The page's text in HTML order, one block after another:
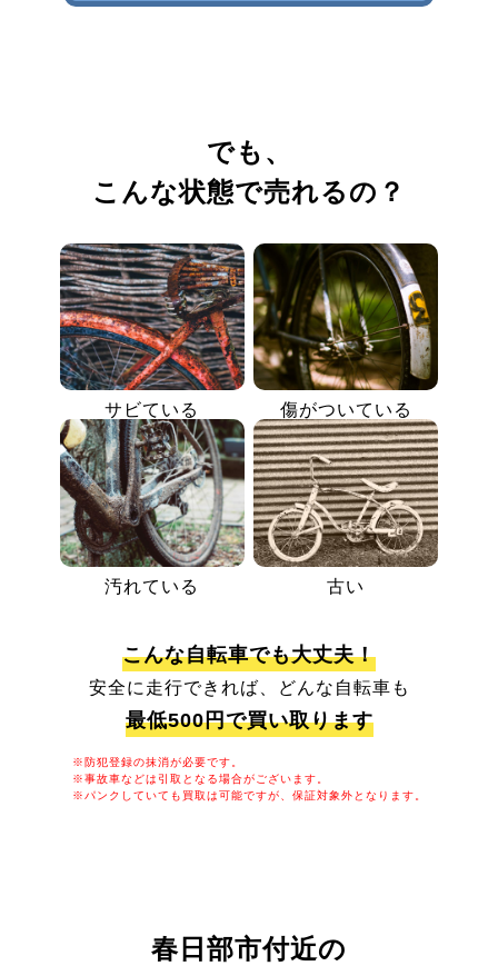
でも、
こんな状態で売れるの？
サビている 傷がついている
汚れている 古い
こんな自転車でも大丈夫！
安全に走行できれば、どんな自転車も
最低500円で買い取ります
※防犯登録の抹消が必要です。
※事故車などは引取となる場合がございます。
※パンクしていても買取は可能ですが、保証対象外となります。
春日部市付近の